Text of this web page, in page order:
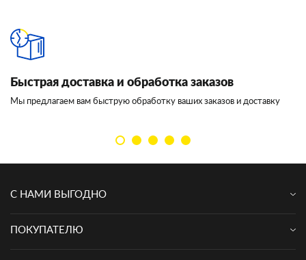
Быстрая доставка и обработка заказов
Мы предлагаем вам быструю обработку ваших заказов и доставку
С НАМИ ВЫГОДНО
ПОКУПАТЕЛЮ